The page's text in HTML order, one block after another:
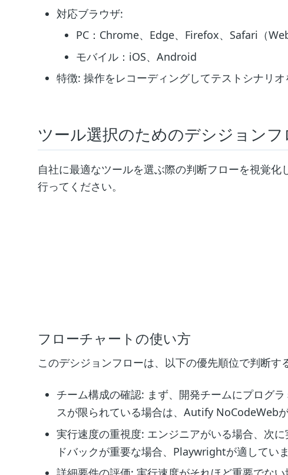
対応ブラウザ:
PC：Chrome、Edge、Firefox、Safari（
モバイル：iOS、Android
特徴: 操作をレコーディングしてテストシナリ
ツール選択のためのデシジョンフ
自社に最適なツールを選ぶ際の判断フローを視覚
行ってください。
フローチャートの使い方
このデシジョンフローは、以下の優先順位で判断す
チーム構成の確認: まず、開発チームにプログ
スが限られている場合は、Autify NoCodeWeb
実行速度の重視度: エンジニアがいる場合、次
ドバックが重要な場合、Playwrightが適していま